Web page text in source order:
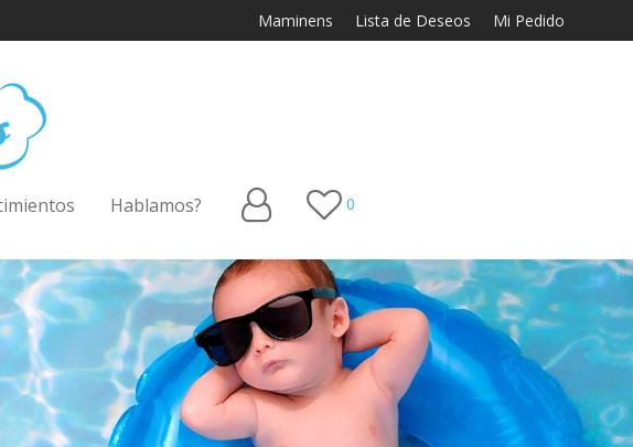
Maminens Lista de Deseos Mi Pedido
Hablamos? 0